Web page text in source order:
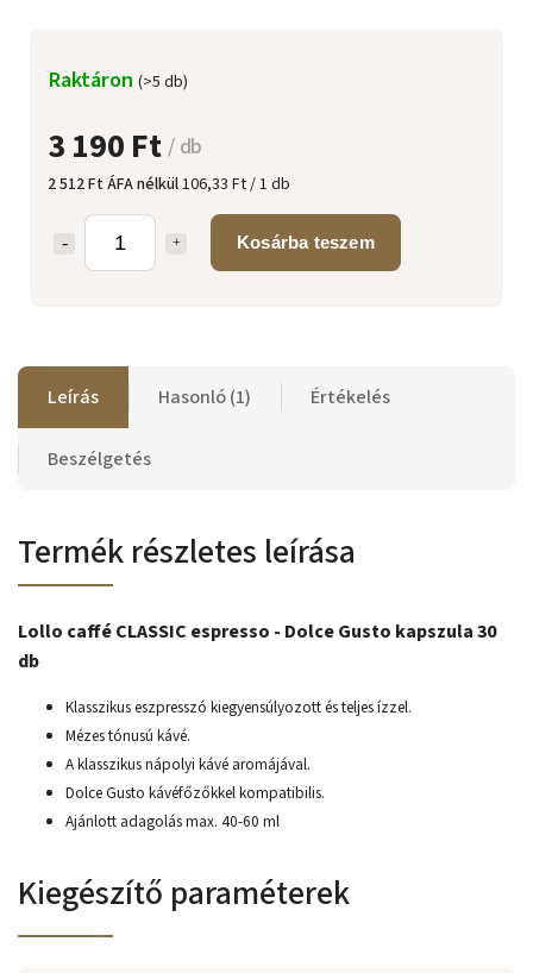
3 190 Ft/ db
2 512 Ft ÁFA nélkül106,33 Ft / 1 db
Kosárba teszem
Raktáron (>5 db)
Leírás Hasonló (1) Értékelés
Beszélgetés
Termék részletes leírása
Lollo caffé CLASSIC espresso - Dolce Gusto kapszula 30
db
Klasszikus eszpresszó kiegyensúlyozott és teljes ízzel.
Mézes tónusú kávé.
A klasszikus nápolyi kávé aromájával.
Dolce Gusto kávéfőzőkkel kompatibilis.
Ajánlott adagolás max. 40-60 ml
Kiegészítő paraméterek